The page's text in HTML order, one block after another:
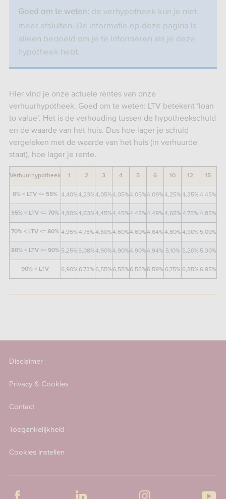
Goed om te weten: de verhypotheek kun je niet
meer afsluiten. De informatie op deze pagina is
alleen bedoeld om je te informeren als je deze
hypotheek hebt.
Hier vind je onze actuele rentes van onze
verhuurhypotheek. Goed om te weten: LTV betekent ‘loan
to value’. Het is de verhouding tussen de hypotheekschuld
en de waarde van het huis. Dus hoe lager je schuld
vergeleken met de waarde van het huis (in verhuurde
staat), hoe lager je rente.
Verhuurhypotheek 1 2 3 4 5 6 10 12 15
0% < LTV <= 55% 4,40%4,23%4,05%4,05%4,05%4,09% 4,25% 4,35% 4,45%
55% < LTV <= 70% 4,80%4,63%4,45%4,45%4,45%4,49% 4,65% 4,75% 4,85%
70% < LTV <= 80% 4,95% 4,78% 4,60%4,60%4,60%4,64% 4,80% 4,90% 5,00%
80% < LTV <= 90% 5,25% 5,08%4,90%4,90%4,90%4,94% 5,10% 5,20% 5,30%
90% < LTV 6,90% 6,73% 6,55% 6,55% 6,55% 6,59% 6,75% 6,85% 6,95%
Disclaimer
Privacy & Cookies
Contact
Toegankelijkheid
Cookies instellen